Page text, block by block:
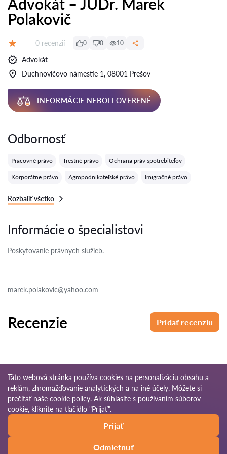
Polakovič
Recenzií:
0 recenzií 0 0 10
Advokát
Duchnovičovo námestie 1, 08001 Prešov
INFORMÁCIE NEBOLI OVERENÉ
Odbornosť
Pracovné právo Trestné právo Ochrana práv spotrebiteľov
Korporátne právo Agropodnikateľské právo Imigračné právo
Rozbaliť všetko
Informácie o špecialistovi
Poskytovanie právnych služieb.
marek.polakovic@yahoo.com
Recenzie Pridať recenziu
© 2026 Pravnikov-sk.com
stránok
Táto webová stránka používa cookies na personalizáciu obsahu a
reklám, zhromažďovanie analytických a na iné účely. Môžete si
prečítať naše cookie policy. Ak súhlasíte s používaním súborov
cookie, kliknite na tlačidlo "Prijať".
Prijať
Odmietnuť